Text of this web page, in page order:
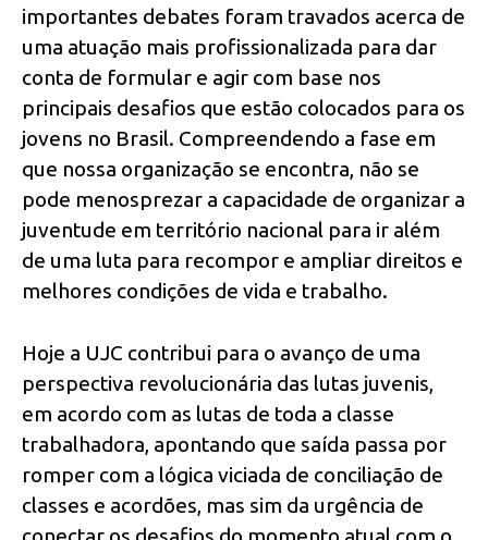
importantes debates foram travados acerca de
uma atuação mais profissionalizada para dar
conta de formular e agir com base nos
principais desafios que estão colocados para os
jovens no Brasil. Compreendendo a fase em
que nossa organização se encontra, não se
pode menosprezar a capacidade de organizar a
juventude em território nacional para ir além
de uma luta para recompor e ampliar direitos e
melhores condições de vida e trabalho.
Hoje a UJC contribui para o avanço de uma
perspectiva revolucionária das lutas juvenis,
em acordo com as lutas de toda a classe
trabalhadora, apontando que saída passa por
romper com a lógica viciada de conciliação de
classes e acordões, mas sim da urgência de